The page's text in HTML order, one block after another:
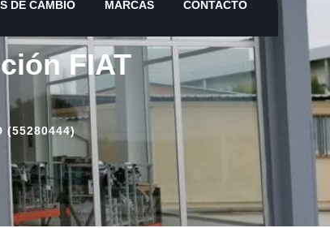
DE CAMBIO MARCAS CONTACTO
FIAT
(55280444)